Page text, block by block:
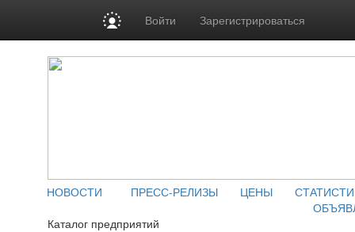
Войти Зарегистрироваться
НОВОСТИ ПРЕСС-РЕЛИЗЫ ЦЕНЫ
Каталог предприятий